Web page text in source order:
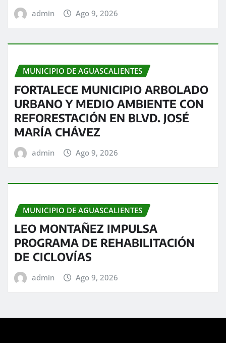
admin Ago 9, 2026
MUNICIPIO DE AGUASCALIENTES
FORTALECE MUNICIPIO ARBOLADO
URBANO Y MEDIO AMBIENTE CON
REFORESTACIÓN EN BLVD. JOSÉ
MARÍA CHÁVEZ
admin Ago 9, 2026
MUNICIPIO DE AGUASCALIENTES
LEO MONTAÑEZ IMPULSA
PROGRAMA DE REHABILITACIÓN
DE CICLOVÍAS
admin Ago 9, 2026